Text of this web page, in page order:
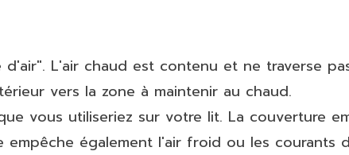
L'air chaud est contenu et ne traverse
vers la zone à maintenir au chaud.
vous utiliseriez sur votre lit. La couverture
empêche également l'air froid ou les